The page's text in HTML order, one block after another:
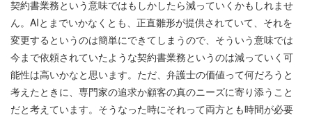
契約書業務という意味ではもしかしたら減っていくかもしれませ
ん。AIとまでいかなくとも、正直雛形が提供されていて、それを
変更するというのは簡単にできてしまうので、そういう意味では
今まで依頼されていたような契約書業務というのは減っていく可
能性は高いかなと思います。ただ、弁護士の価値って何だろうと
考えたときに、専門家の追求か顧客の真のニーズに寄り添うこと
だと考えています。そうなった時にそれって両方とも時間が必要